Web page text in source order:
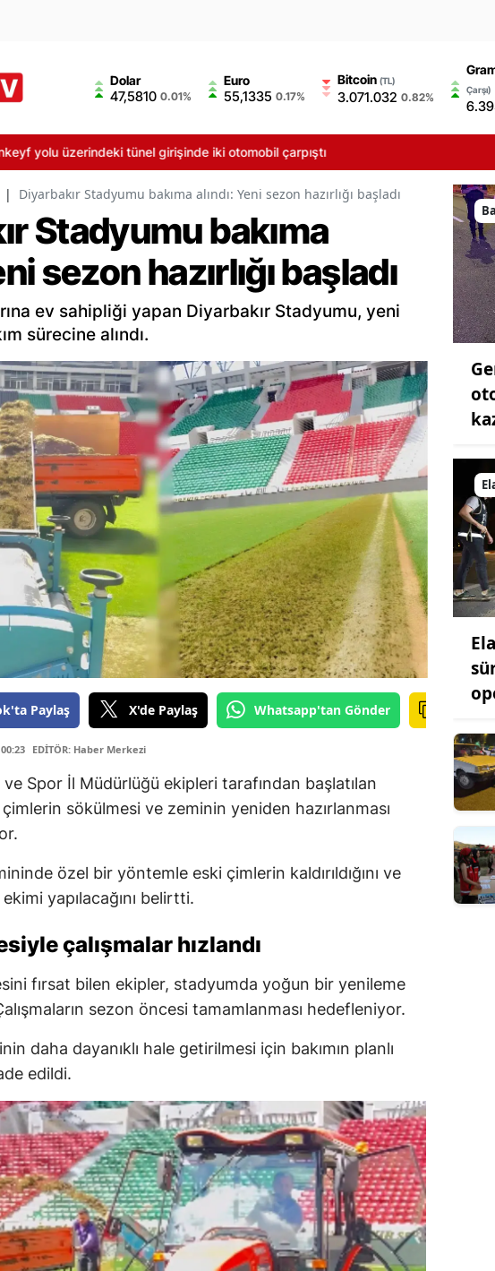
Dolar
47,5810 0.01%
Euro
55,1335 0.17%
Bitcoin (TL)
3.071.032 0.82%
Çarşı)
üzerindeki tünel girişinde iki otomobil çarpıştı
| Diyarbakır Stadyumu bakıma alındı: Yeni sezon hazırlığı başladı
Stadyumu bakıma
sezon hazırlığı başladı
ev sahipliği yapan Diyarbakır Stadyumu, yeni
sürecine alındı.
Paylaş X'de Paylaş Whatsapp'tan Gönder
EDİTÖR: Haber Merkezi
ve Spor İl Müdürlüğü ekipleri tarafından başlatılan
çimlerin sökülmesi ve zeminin yeniden hazırlanması
özel bir yöntemle eski çimlerin kaldırıldığını ve
yapılacağını belirtti.
çalışmalar hızlandı
fırsat bilen ekipler, stadyumda yoğun bir yenileme
sezon öncesi tamamlanması hedefleniyor.
daha dayanıklı hale getirilmesi için bakımın planlı
edildi.